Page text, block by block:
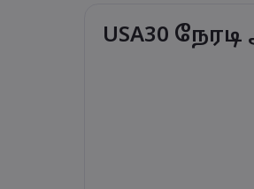
Traditional Chinese
Bahasa Indonesia
USA30